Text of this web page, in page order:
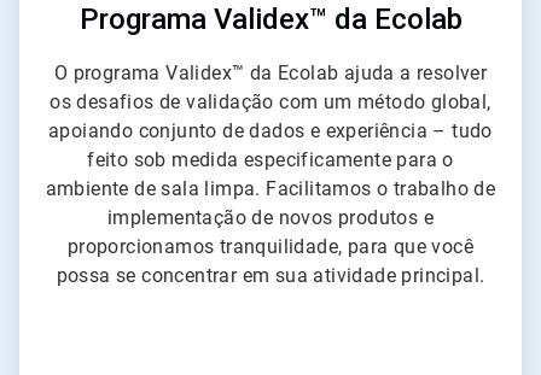
Programa Validex™ da Ecolab
O programa Validex™ da Ecolab ajuda a resolver
os desafios de validação com um método global,
apoiando conjunto de dados e experiência – tudo
feito sob medida especificamente para o
ambiente de sala limpa. Facilitamos o trabalho de
implementação de novos produtos e
proporcionamos tranquilidade, para que você
possa se concentrar em sua atividade principal.